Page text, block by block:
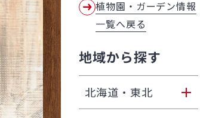
植物園・ガーデン情報
一覧へ戻る
地域から探す
北海道・東北